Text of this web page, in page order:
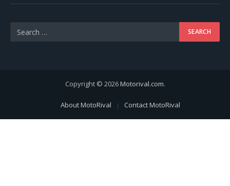
Copyright © 2026Motorival.com.
About MotoRival Contact MotoRival